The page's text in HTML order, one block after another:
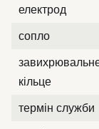
електрод
сопло
кільце
термін служби